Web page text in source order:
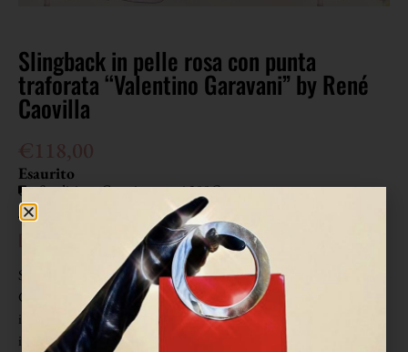
Slingback in pelle rosa con punta
traforata “Valentino Garavani” by René
Caovilla
Esaurito
Spedizione Gratuita sopra i 300€
Slingback in pelle rosa con punta traforata, firmate “Valentino
Garavani” by René Caovilla. La punta è realizzata con un intreccio
in micro mignon di pelle in tinta. Elastico ricoperto in pelle. Fodera
in pelle laminata oro con marchio a caldo nero.